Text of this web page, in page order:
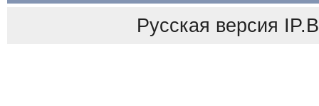
Русская версия